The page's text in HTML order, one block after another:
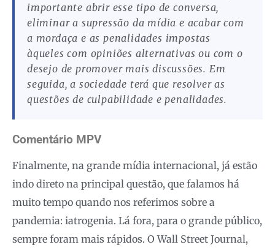
importante abrir esse tipo de conversa,
eliminar a supressão da mídia e acabar com
a mordaça e as penalidades impostas
àqueles com opiniões alternativas ou com o
desejo de promover mais discussões. Em
seguida, a sociedade terá que resolver as
questões de culpabilidade e penalidades.
Comentário MPV
Finalmente, na grande mídia internacional, já estão
indo direto na principal questão, que falamos há
muito tempo quando nos referimos sobre a
pandemia: iatrogenia. Lá fora, para o grande público,
sempre foram mais rápidos. O Wall Street Journal,